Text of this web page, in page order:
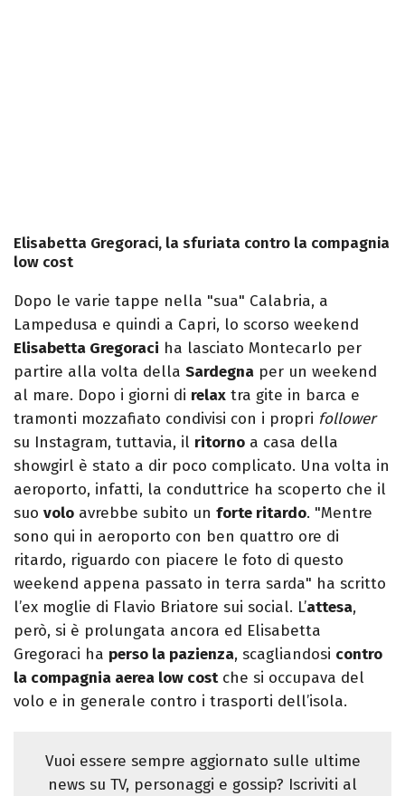
Elisabetta Gregoraci, la sfuriata contro la compagnia
low cost
Dopo le varie tappe nella "sua" Calabria, a
Lampedusa e quindi a Capri, lo scorso weekend
Elisabetta Gregoraci ha lasciato Montecarlo per
partire alla volta della Sardegna per un weekend
al mare. Dopo i giorni di relax tra gite in barca e
tramonti mozzafiato condivisi con i propri follower
su Instagram, tuttavia, il ritorno a casa della
showgirl è stato a dir poco complicato. Una volta in
aeroporto, infatti, la conduttrice ha scoperto che il
suo volo avrebbe subito un forte ritardo. "Mentre
sono qui in aeroporto con ben quattro ore di
ritardo, riguardo con piacere le foto di questo
weekend appena passato in terra sarda" ha scritto
l’ex moglie di Flavio Briatore sui social. L’attesa,
però, si è prolungata ancora ed Elisabetta
Gregoraci ha perso la pazienza, scagliandosi contro
la compagnia aerea low costche si occupava del
volo e in generale contro i trasporti dell’isola.
Vuoi essere sempre aggiornato sulle ultime
news su TV, personaggi e gossip? Iscriviti al